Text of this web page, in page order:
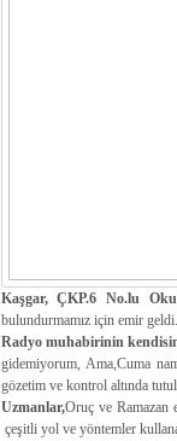
Kaşgar, ÇKP.6 No.lu
bulundurmamız için emir
Radyo muhabirinin
gidemiyorum, Ama,Cuma
gözetim ve kontrol altında
Uzmanlar,Oruç ve Ramazan
çeşitli yol ve yöntemler